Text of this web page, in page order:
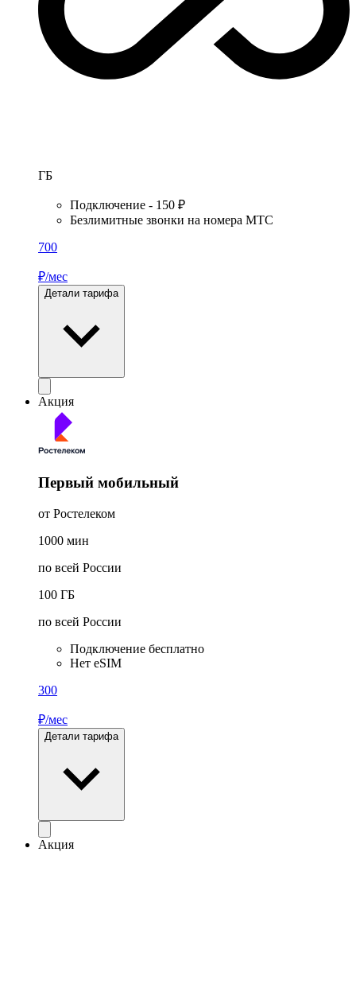
ГБ
Подключение - 150 ₽
Безлимитные звонки на номера МТС
700
₽/мес
Детали тарифа
Акция
Первый мобильный
от Ростелеком
1000 мин
по всей России
100 ГБ
по всей России
Подключение бесплатно
Нет eSIM
300
₽/мес
Детали тарифа
Акция